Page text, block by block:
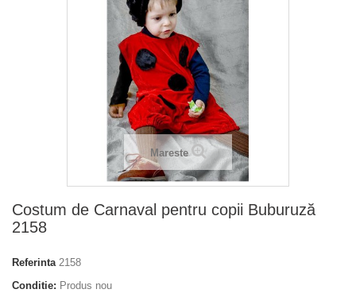
Mareste
Costum de Carnaval pentru copii Buburuză
2158
Referinta 2158
Conditie: Produs nou